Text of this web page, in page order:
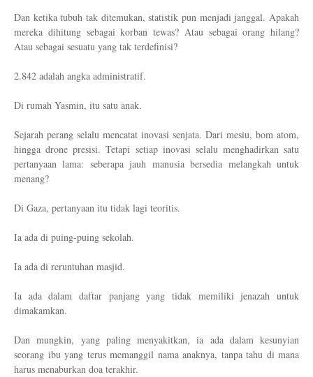
Dan ketika tubuh tak ditemukan, statistik pun menjadi janggal. Apakah
mereka dihitung sebagai korban tewas? Atau sebagai orang hilang?
Atau sebagai sesuatu yang tak terdefinisi?
2.842 adalah angka administratif.
Di rumah Yasmin, itu satu anak.
Sejarah perang selalu mencatat inovasi senjata. Dari mesiu, bom atom,
hingga drone presisi. Tetapi setiap inovasi selalu menghadirkan satu
pertanyaan lama: seberapa jauh manusia bersedia melangkah untuk
menang?
Di Gaza, pertanyaan itu tidak lagi teoritis.
Ia ada di puing-puing sekolah.
Ia ada di reruntuhan masjid.
Ia ada dalam daftar panjang yang tidak memiliki jenazah untuk
dimakamkan.
Dan mungkin, yang paling menyakitkan, ia ada dalam kesunyian
seorang ibu yang terus memanggil nama anaknya, tanpa tahu di mana
harus menaburkan doa terakhir.